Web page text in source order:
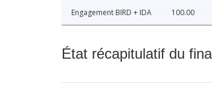
Engagement BIRD + IDA 100.00
État récapitulatif du